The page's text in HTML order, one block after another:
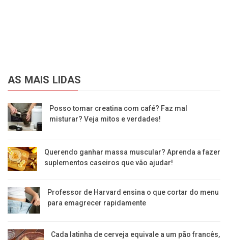
AS MAIS LIDAS
Posso tomar creatina com café? Faz mal
misturar? Veja mitos e verdades!
Querendo ganhar massa muscular? Aprenda a fazer
suplementos caseiros que vão ajudar!
Professor de Harvard ensina o que cortar do menu
para emagrecer rapidamente
Cada latinha de cerveja equivale a um pão francês,